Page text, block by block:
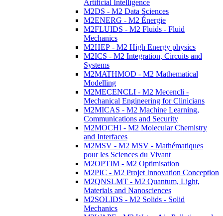
Artificial Intelligence
M2DS - M2 Data Sciences
M2ENERG - M2 Énergie
M2FLUIDS - M2 Fluids - Fluid
Mechanics
M2HEP - M2 High Energy physics
M2ICS - M2 Integration, Circuits and
Systems
M2MATHMOD - M2 Mathematical
Modelling
M2MECENCLI - M2 Mecencli -
Mechanical Engineering for Clinicians
M2MICAS - M2 Machine Learning,
Communications and Security
M2MOCHI - M2 Molecular Chemistry
and Interfaces
M2MSV - M2 MSV - Mathématiques
pour les Sciences du Vivant
M2OPTIM - M2 Optimisation
M2PIC - M2 Projet Innovation Conception
M2QNSLMT - M2 Quantum, Light,
Materials and Nanosciences
M2SOLIDS - M2 Solids - Solid
Mechanics